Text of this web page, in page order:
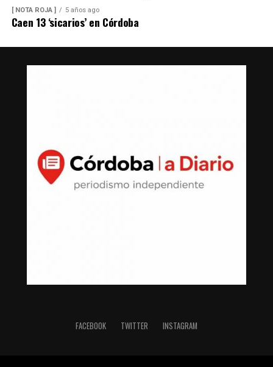
[ NOTA ROJA ] 5 años ago
Caen 13 ‘sicarios’ en Córdoba
FACEBOOK TWITTER INSTAGRAM